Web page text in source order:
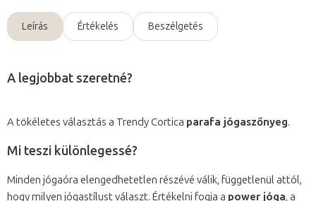
Leírás Értékelés Beszélgetés
A legjobbat szeretné?
A tökéletes választás a Trendy Cortica parafa jógaszőnyeg.
Mi teszi különlegessé?
Minden jógaóra elengedhetetlen részévé válik, függetlenül attól,
hogy milyen jógastílust választ. Értékelni fogja a power jóga, a